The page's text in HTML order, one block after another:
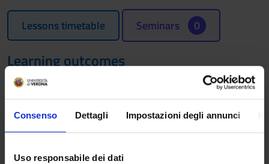
Consenso Dettagli Impostazioni degli annunci
Uso responsabile dei dati
Lessons timetable Seminars 0
Learning outcomes
The workshop aims at providing the students with the
appropriate methodological tools to be competent Opera
spectators, through their participation at different phases of
rehearsals of some productions of Fondazione Arena,
framing.